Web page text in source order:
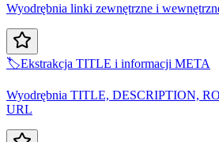
Wyodrębnia linki zewnętrzne i
🏷️Ekstrakcja TITLE i informacji META
Wyodrębnia TITLE, DESCRIPTION,
URL